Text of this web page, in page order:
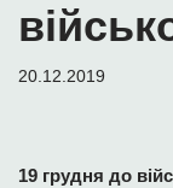
20.12.2019
19 грудня до